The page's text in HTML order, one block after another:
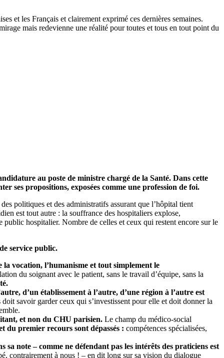
et les Français et clairement exprimé ces dernières semaines.
mais redevienne une réalité pour toutes et tous en tout point du
au poste de ministre chargé de la Santé. Dans cette
ses propositions, exposées comme une profession de foi.
politiques et des administratifs assurant que l’hôpital tient
est tout autre : la souffrance des hospitaliers explose,
hospitalier. Nombre de celles et ceux qui restent encore sur le
service public.
vocation, l’humanisme et tout simplement le
du soignant avec le patient, sans le travail d’équipe, sans la
d’un établissement à l’autre, d’une région à l’autre est
savoir garder ceux qui s’investissent pour elle et doit donner la
et non du CHU parisien. Le champ du médico-social
du premier recours sont dépassés : compétences spécialisées,
sa note – comme ne défendant pas les intérêts des praticiens est
contrairement à nous ! – en dit long sur sa vision du dialogue